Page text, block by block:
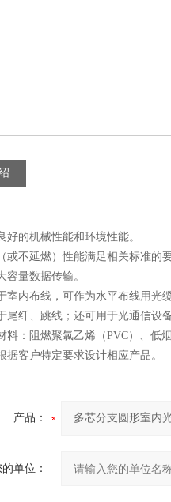
机械性能和环境性能。
延燃）性能满足相关标准的要
量数据传输。
布线，可作为水平布线用光缆
、跳线；还可用于光通信设备
阻燃聚氯乙烯（PVC）、低烟
户特定要求设计相应产品。
产品：
单位：